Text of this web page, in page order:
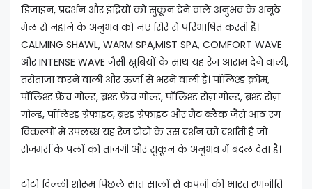
डिजाइन, प्रदर्शन और इंद्रियों को सुकून देने वाले अनुभव के अनूठे
मेल से नहाने के अनुभव को नए सिरे से परिभाषित करती है।
CALMING SHAWL, WARM SPA,MIST SPA, COMFORT WAVE
और INTENSE WAVE जैसी खूबियों के साथ यह रेंज आराम देने वाली,
तरोताजा करने वाली और ऊर्जा से भरने वाली है। पॉलिश्ड क्रोम,
पॉलिश्ड फ्रेंच गोल्ड, ब्रश्ड फ्रेंच गोल्ड, पॉलिश्ड रोज़ गोल्ड, ब्रश्ड रोज़
गोल्ड, पॉलिश्ड ग्रेफाइट, ब्रश्ड ग्रेफाइट और मैट ब्लैक जैसे आठ रंग
विकल्पों में उपलब्ध यह रेंज टोटो के उस दर्शन को दर्शाती है जो
रोजमर्रा के पलों को ताजगी और सुकून के अनुभव में बदल देता है।
टोटो दिल्ली शोरूम पिछले सात सालों से कंपनी की भारत रणनीति